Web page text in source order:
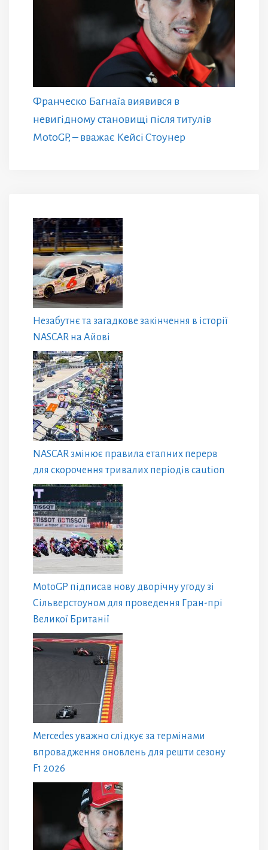
Франческо Багнаїа виявився в
невигідному становищі після титулів
MotoGP, – вважає Кейсі Стоунер
Незабутнє та загадкове закінчення в історії
NASCAR на Айові
NASCAR змінює правила етапних перерв
для скорочення тривалих періодів caution
MotoGP підписав нову дворічну угоду зі
Сільверстоуном для проведення Гран-прі
Великої Британії
Mercedes уважно слідкує за термінами
впровадження оновлень для решти сезону
F1 2026